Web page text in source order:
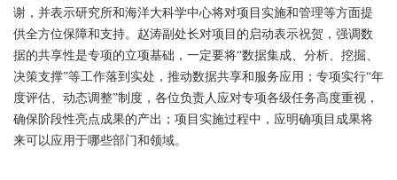
谢，并表示研究所和海洋大科学中心将对项目实施和管理等方面提
供全方位保障和支持。赵涛副处长对项目的启动表示祝贺，强调数
据的共享性是专项的立项基础，一定要将“数据集成、分析、挖掘、
决策支撑”等工作落到实处，推动数据共享和服务应用；专项实行“年
度评估、动态调整”制度，各位负责人应对专项各级任务高度重视，
确保阶段性亮点成果的产出；项目实施过程中，应明确项目成果将
来可以应用于哪些部门和领域。